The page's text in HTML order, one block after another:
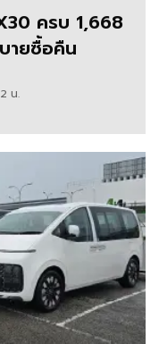
ครบ 1,668
ายซื้อคืน
น.